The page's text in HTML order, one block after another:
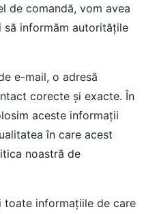
de comandă, vom avea
să informăm autorităţile
e-mail, o adresă
corecte şi exacte. În
aceste informaţii
în care acest
noastră de
toate informaţiile de care